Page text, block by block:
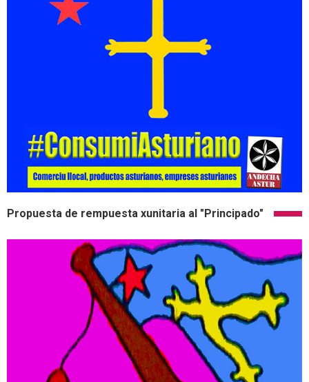
Propuesta de rempuesta xunitaria al "Principado"